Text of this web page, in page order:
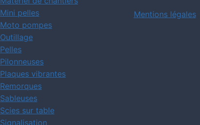
Mini pelles
Moto pompes
Outillage
Pelles
Pilonneuses
Plaques vibrantes
Remorques
Sableuses
Scies sur table
Signalisation
Mentions légales